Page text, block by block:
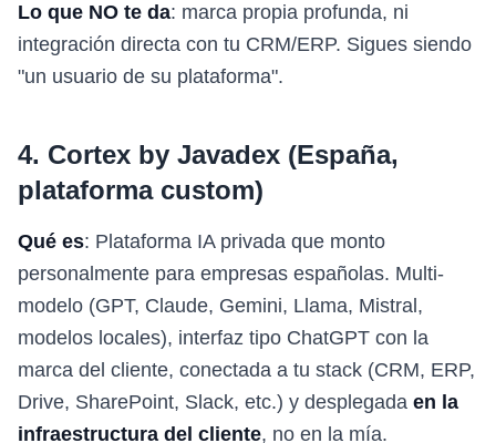
Lo que NO te da: marca propia profunda, ni
integración directa con tu CRM/ERP. Sigues siendo
"un usuario de su plataforma".
4. Cortex by Javadex (España,
plataforma custom)
Qué es: Plataforma IA privada que monto
personalmente para empresas españolas. Multi-
modelo (GPT, Claude, Gemini, Llama, Mistral,
modelos locales), interfaz tipo ChatGPT con la
marca del cliente, conectada a tu stack (CRM, ERP,
Drive, SharePoint, Slack, etc.) y desplegada en la
infraestructura del cliente, no en la mía.